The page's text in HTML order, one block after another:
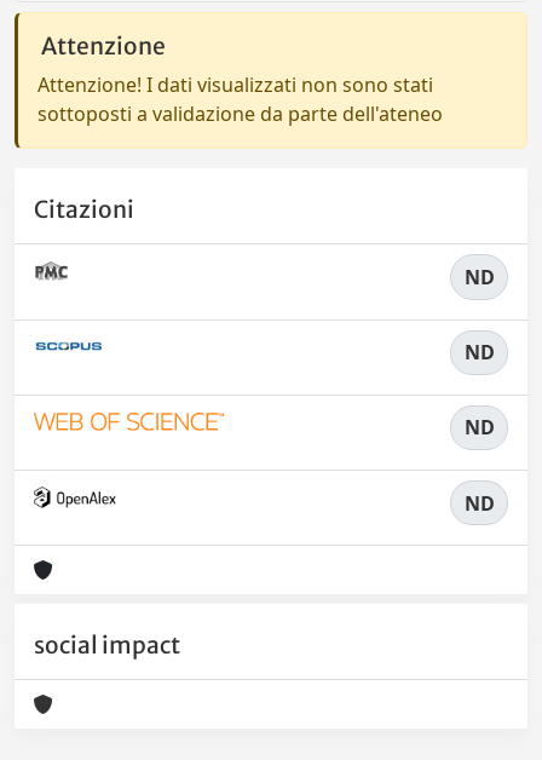
Attenzione
Attenzione! I dati visualizzati non sono stati
sottoposti a validazione da parte dell'ateneo
Citazioni
ND
ND
ND
ND
social impact